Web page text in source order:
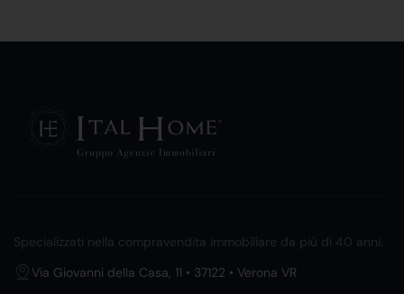
Specializzati nella compravendita immobiliare da più di 40 anni.
Via Giovanni della Casa, 11 • 37122 • Verona VR